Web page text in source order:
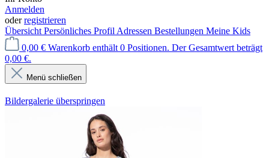
Anmelden
oderregistrieren
Übersicht Persönliches Profil Adressen Bestellungen Meine Kids
0,00 € Warenkorb enthält 0 Positionen. Der Gesamtwert beträgt
0,00 €.
Menü schließen
Bildergalerie überspringen